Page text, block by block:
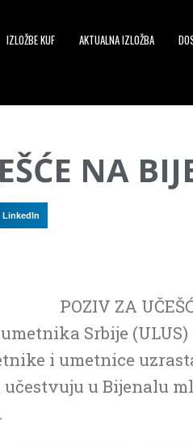
IZLOŽBE KUF AKTUALNA IZLOŽBA
NA
LinkedIn
POZIV ZA
Srbije
i umetnice
u Bijenalu